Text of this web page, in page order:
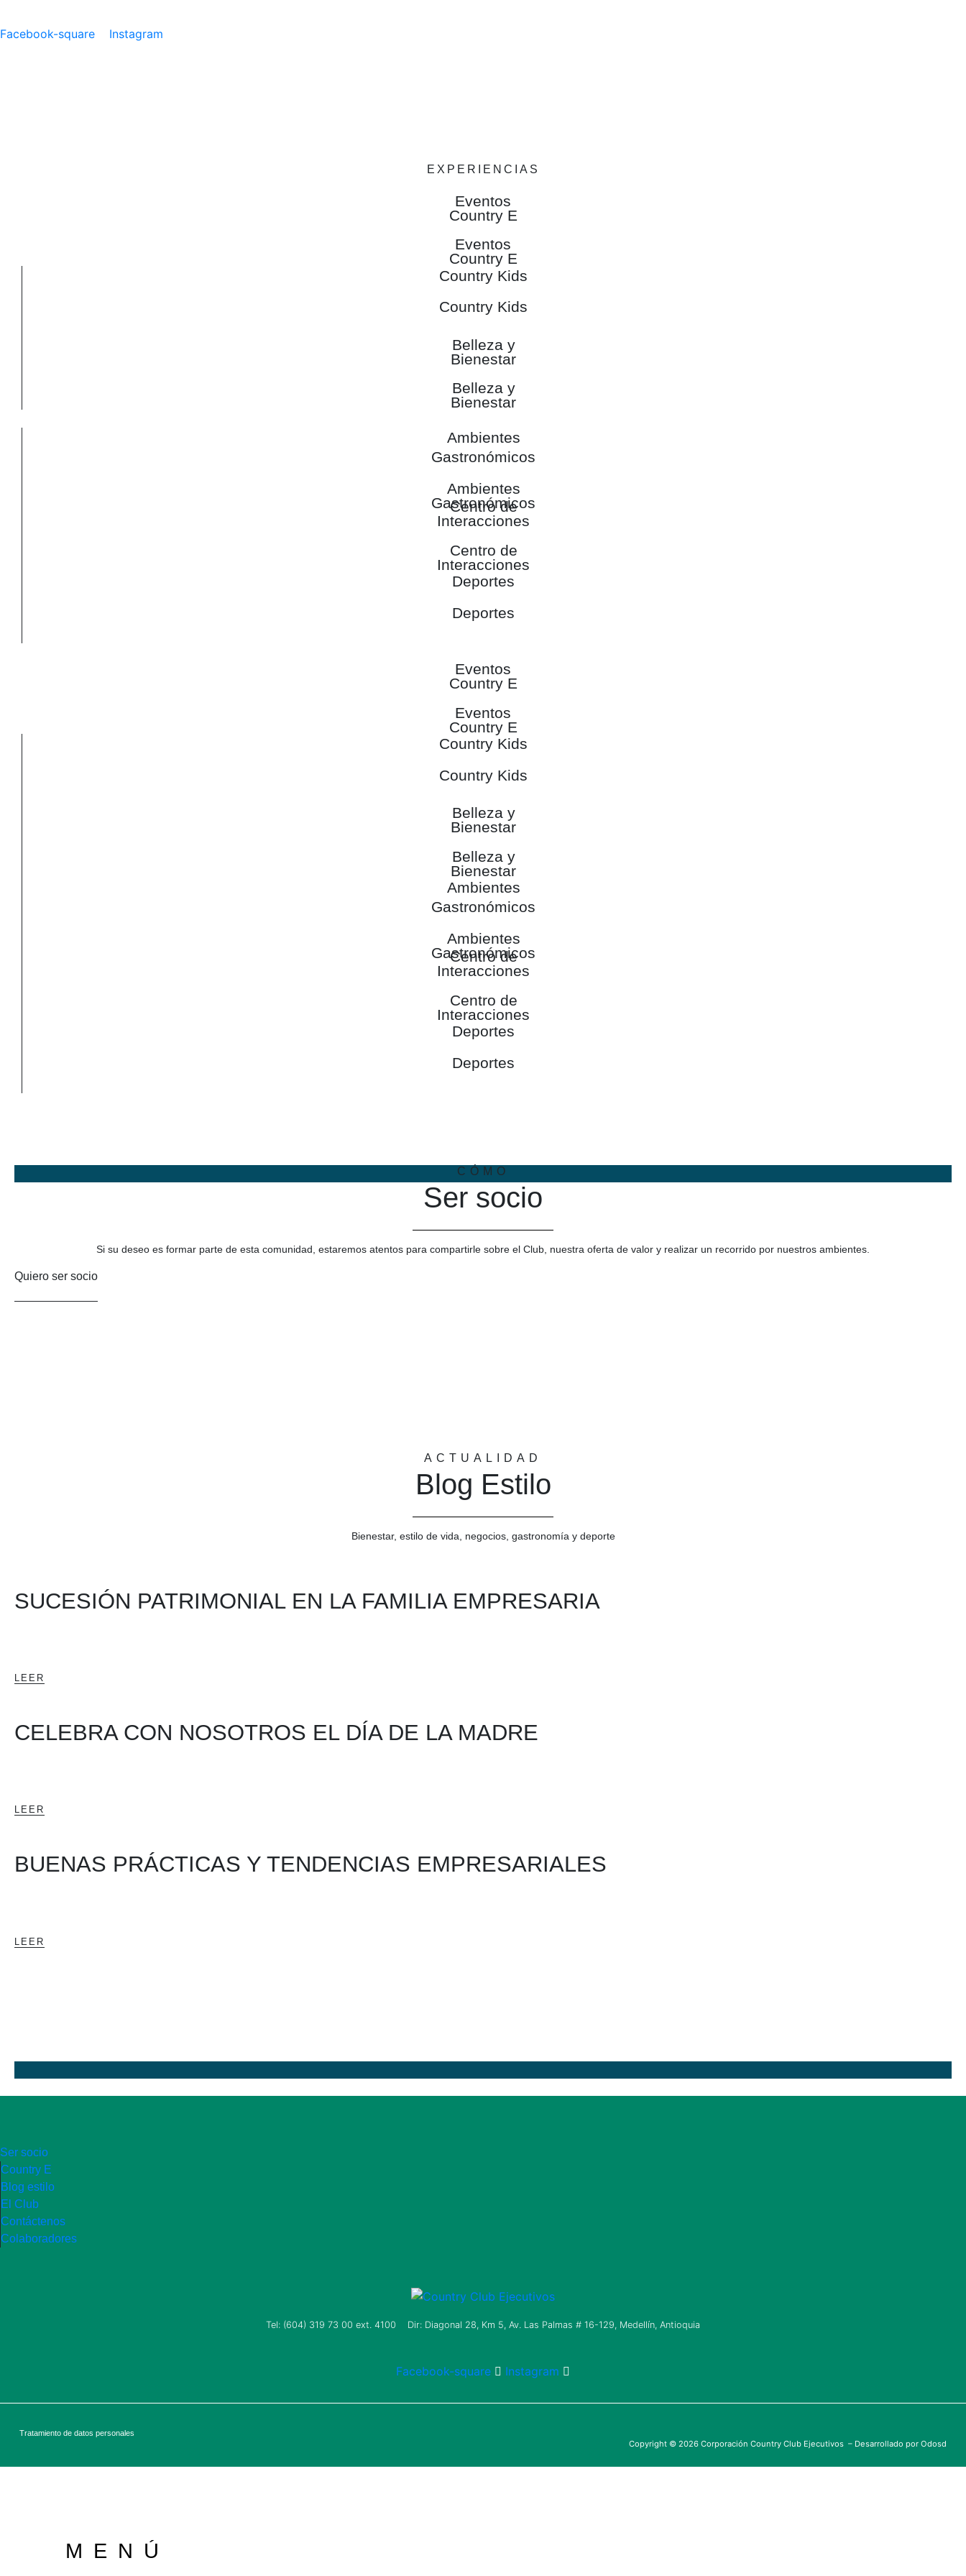
Facebook-square Instagram
EXPERIENCIAS
Eventos
Country E
Eventos
Country E
Country Kids
Country Kids
Belleza y
Bienestar
Belleza y
Bienestar
Ambientes
Gastronómicos
Ambientes
Gastronómicos
Centro de
Interacciones
Centro de
Interacciones
Deportes
Deportes
Eventos
Country E
Eventos
Country E
Country Kids
Country Kids
Belleza y
Bienestar
Belleza y
Bienestar
Ambientes
Gastronómicos
Ambientes
Gastronómicos
Centro de
Interacciones
Centro de
Interacciones
Deportes
Deportes
CÓMO
Ser socio
Si su deseo es formar parte de esta comunidad, estaremos atentos para compartirle sobre el Club, nuestra oferta de valor y realizar un recorrido por nuestros ambientes.
Quiero ser socio
ACTUALIDAD
Blog Estilo
Bienestar, estilo de vida, negocios, gastronomía y deporte
SUCESIÓN PATRIMONIAL EN LA FAMILIA EMPRESARIA
LEER
CELEBRA CON NOSOTROS EL DÍA DE LA MADRE
LEER
BUENAS PRÁCTICAS Y TENDENCIAS EMPRESARIALES
LEER
Ser socio
Country E
Blog estilo
El Club
Contáctenos
Colaboradores
Tel: (604) 319 73 00 ext. 4100 Dir: Diagonal 28, Km 5, Av. Las Palmas # 16-129, Medellín, Antioquia
Facebook-square Instagram
Tratamiento de datos personales
Copyright © 2026 Corporación Country Club Ejecutivos – Desarrollado porOdosd
MENÚ